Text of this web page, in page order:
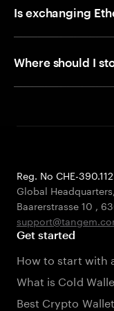
Is exchanging
Where should I
Reg. No CHE-
Global
Baarerstrasse 10 ,
Get started
How to start with
What is Cold
Best Crypto